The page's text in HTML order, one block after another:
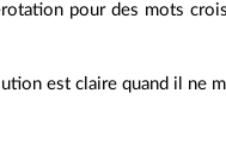
pour des mots
est claire quand il ne